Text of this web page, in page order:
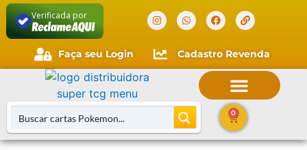
Verificada por
Faça seu Login Cadastro Revenda
0
Faça seu login
Cliente novo?Comece aqui.